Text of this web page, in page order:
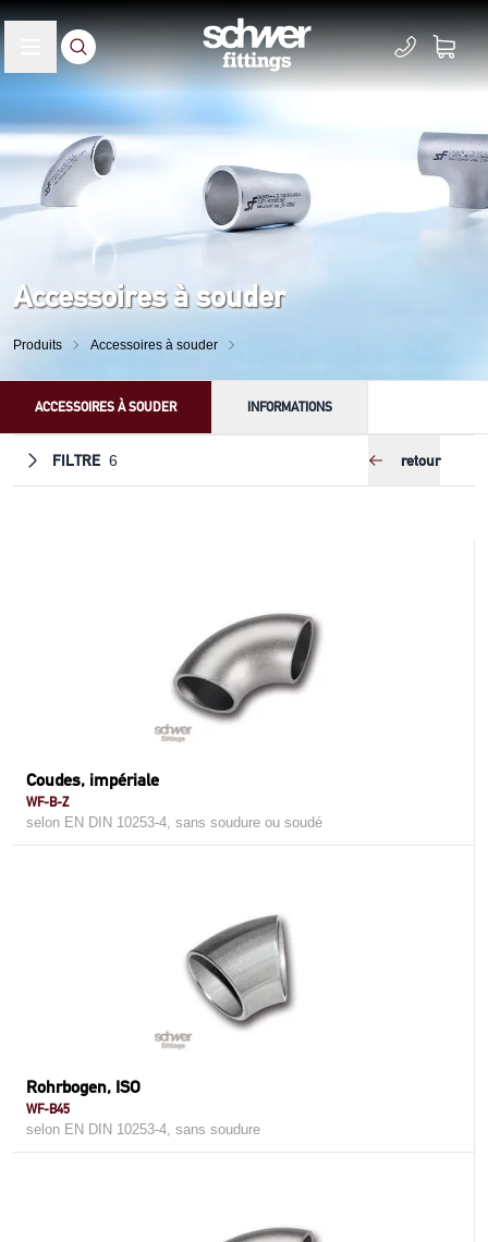
Accessoires à souder
Produits Accessoires à souder
ACCESSOIRES À SOUDER INFORMATIONS
FILTRE 6 retour
Coudes, impériale
WF-B-Z
selon EN DIN 10253-4, sans soudure ou soudé
Rohrbogen, ISO
WF-B45
selon EN DIN 10253-4, sans soudure